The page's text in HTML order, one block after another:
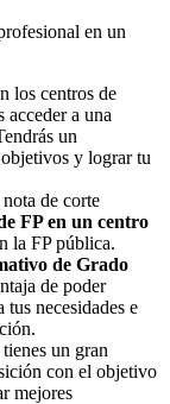
en un
los centros de
acceder a una
un
y lograr tu
de corte
FP en un centro
la FP pública.
de Grado
de poder
tus necesidades e
un gran
con el objetivo
mejores